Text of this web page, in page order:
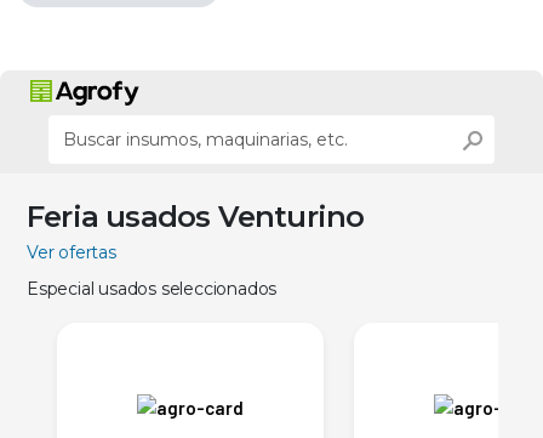
Feria usados Venturino
Ver ofertas
Especial usados seleccionados